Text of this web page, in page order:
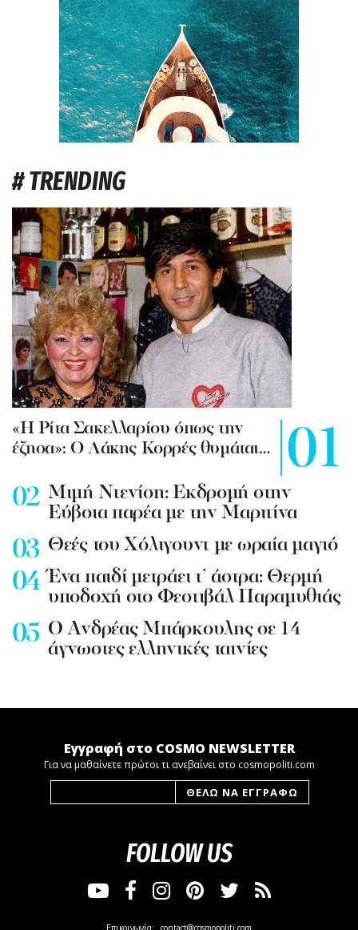
# TRENDING
«Η Ρίτα Σακελλαρίου όπως την
έζησα»: Ο Λάκης Κορρές θυμάται…
Mιμή Ντενίση: Εκδρομή στην
Εύβοια παρέα με την Μαριτίνα
Θεές του Χόλιγουντ με ωραία μαγιό
Ένα παιδί μετράει τ’ άστρα: Θερμή
υποδοχή στο Φεστιβάλ Παραμυθιάς
Ο Ανδρέας Μπάρκουλης σε 14
άγνωστες ελληνικές ταινίες
Εγγραφή στο COSMO NEWSLETTER
Για να μαθαίνετε πρώτοι τι ανεβαίνει στο cosmopoliti.com
FOLLOW US
Επικοινωνία: contact@cosmopoliti.com